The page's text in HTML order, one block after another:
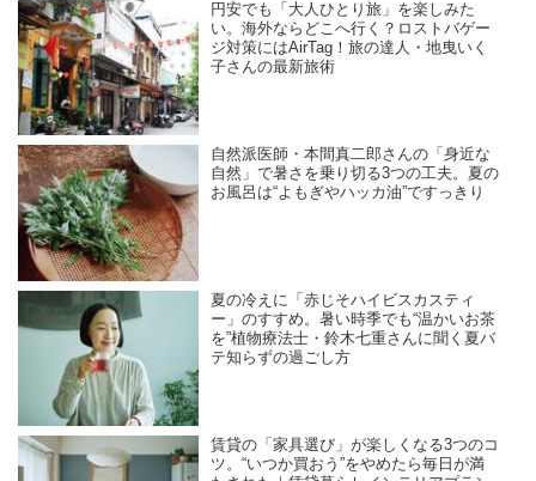
円安でも「大人ひとり旅」を楽しみた
い。海外ならどこへ行く？ロストバゲー
ジ対策にはAirTag！旅の達人・地曳いく
子さんの最新旅術
自然派医師・本間真二郎さんの「身近な
自然」で暑さを乗り切る3つの工夫。夏の
お風呂は“よもぎやハッカ油”ですっきり
夏の冷えに「赤じそハイビスカスティ
ー」のすすめ。暑い時季でも“温かいお茶
を”植物療法士・鈴木七重さんに聞く夏バ
テ知らずの過ごし方
賃貸の「家具選び」が楽しくなる3つのコ
ツ。“いつか買おう”をやめたら毎日が満